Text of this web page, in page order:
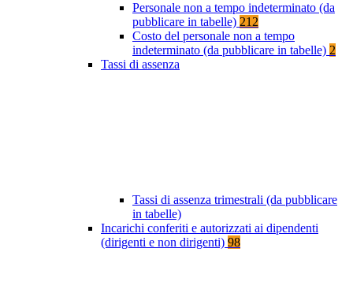
Personale non a tempo indeterminato (da
pubblicare in tabelle) 212
Costo del personale non a tempo
indeterminato (da pubblicare in tabelle) 2
Tassi di assenza
Tassi di assenza trimestrali (da pubblicare
in tabelle)
Incarichi conferiti e autorizzati ai dipendenti
(dirigenti e non dirigenti) 98